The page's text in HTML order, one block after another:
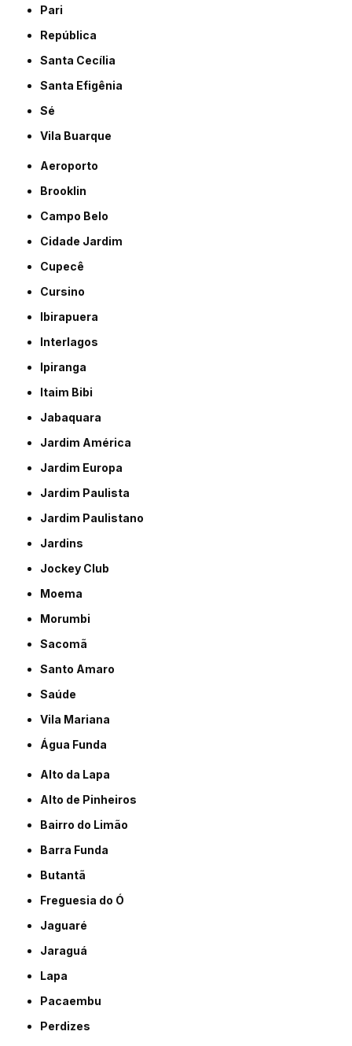
Pari
República
Santa Cecília
Santa Efigênia
Sé
Vila Buarque
Aeroporto
Brooklin
Campo Belo
Cidade Jardim
Cupecê
Cursino
Ibirapuera
Interlagos
Ipiranga
Itaim Bibi
Jabaquara
Jardim América
Jardim Europa
Jardim Paulista
Jardim Paulistano
Jardins
Jockey Club
Moema
Morumbi
Sacomã
Santo Amaro
Saúde
Vila Mariana
Água Funda
Alto da Lapa
Alto de Pinheiros
Bairro do Limão
Barra Funda
Butantã
Freguesia do Ó
Jaguaré
Jaraguá
Lapa
Pacaembu
Perdizes